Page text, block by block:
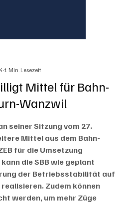
Mittel für Bahn-
Wanzwil
1 Min. Lesezeit
bewertet.
seiner Sitzung vom 27.
Mittel aus dem Bahn-
für die Umsetzung
die SBB wie geplant
der Betriebsstabilität auf
Zudem können
werden, um mehr Züge